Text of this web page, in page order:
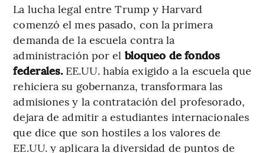
La lucha legal entre Trump y Harvard
comenzó el mes pasado, con la primera
demanda de la escuela contra la
administración por el bloqueo de fondos
federales. EE.UU. había exigido a la escuela que
rehiciera su gobernanza, transformara las
admisiones y la contratación del profesorado,
dejara de admitir a estudiantes internacionales
que dice que son hostiles a los valores de
EE.UU. y aplicara la diversidad de puntos de